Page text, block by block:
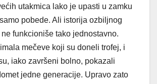
utakmica lako je upasti u zamku
pobede. Ali istorija ozbiljnog
funkcioniše tako jednostavno.
mečeve koji su doneli trofej, i
iako završeni bolno, pokazali
jedne generacije. Upravo zato